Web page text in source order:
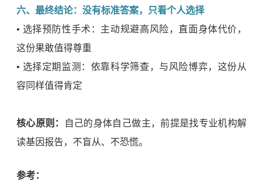
六、最终结论：没有标准答案，只看个人选择
• 选择预防性手术：主动规避高风险，直面身体代价，
这份果敢值得尊重
• 选择定期监测：依靠科学筛查，与风险博弈，这份从
容同样值得肯定
核心原则：
自己的身体自己做主，前提是找专业机构解
读基因报告，不盲从、不恐慌。
参考：